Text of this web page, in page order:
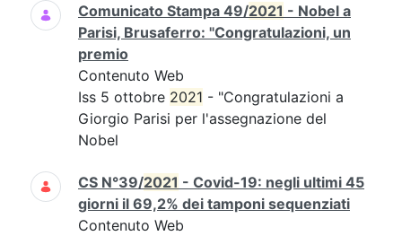
Comunicato Stampa 49/2021 - Nobel a
Parisi, Brusaferro: "Congratulazioni, un
premio
Contenuto Web
Iss 5 ottobre 2021 - "Congratulazioni a
Giorgio Parisi per l'assegnazione del
Nobel
CS N°39/2021 - Covid-19: negli ultimi 45
giorni il 69,2% dei tamponi sequenziati
Contenuto Web